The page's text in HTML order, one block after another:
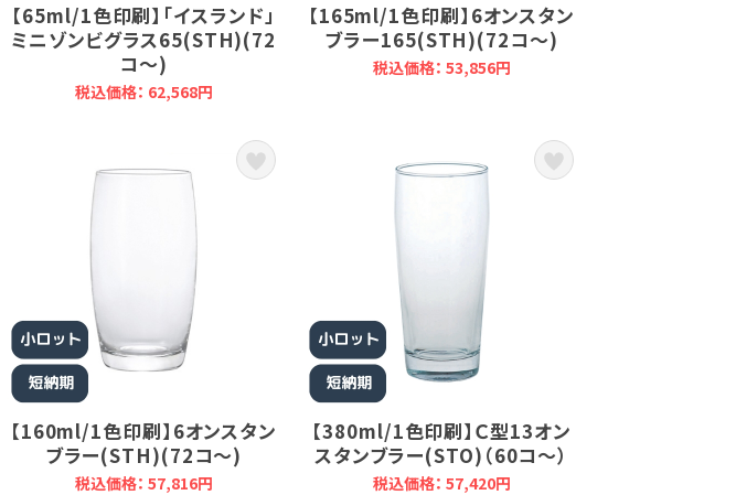
【65ml/1色印刷】「イスランド」
ミニゾンビグラス65(STH)(72
コ～)
税込価格： 62,568円
【165ml/1色印刷】6オンスタン
ブラー165(STH)(72コ～)
税込価格： 53,856円
【160ml/1色印刷】6オンスタン
ブラー(STH)(72コ～)
税込価格： 57,816円
【380ml/1色印刷】Ｃ型13オン
スタンブラー(STO)（60コ～）
税込価格： 57,420円